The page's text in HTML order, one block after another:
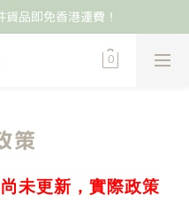
貨品即免香港運費！
策
未更新，實際政策